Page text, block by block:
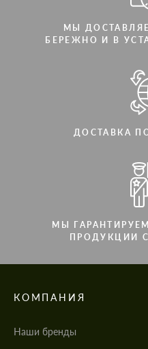
МЫ
БЕРЕЖНО И В
ДОСТАВКА
МЫ
ПРОДУКЦИИ
КОМПАНИЯ
Наши бренды